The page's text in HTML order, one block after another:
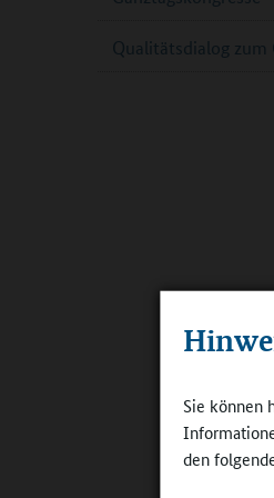
Sie können
den
Qualitätsdialog zum